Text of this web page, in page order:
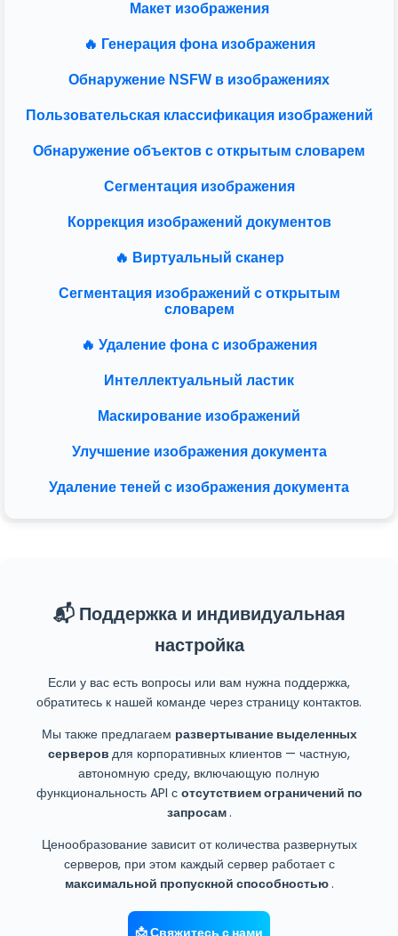
Макет изображения
🔥 Генерация фона изображения
Обнаружение NSFW в изображениях
Пользовательская классификация изображений
Обнаружение объектов с открытым словарем
Сегментация изображения
Коррекция изображений документов
🔥 Виртуальный сканер
Сегментация изображений с открытым
словарем
🔥 Удаление фона с изображения
Интеллектуальный ластик
Маскирование изображений
Улучшение изображения документа
Удаление теней с изображения документа
📬 Поддержка и индивидуальная
настройка
Если у вас есть вопросы или вам нужна поддержка,
обратитесь к нашей команде через страницу контактов.
Мы также предлагаем развертывание выделенных
серверов для корпоративных клиентов — частную,
автономную среду, включающую полную
функциональность API с отсутствием ограничений по
запросам.
Ценообразование зависит от количества развернутых
серверов, при этом каждый сервер работает с
максимальной пропускной способностью.
📩 Свяжитесь с нами